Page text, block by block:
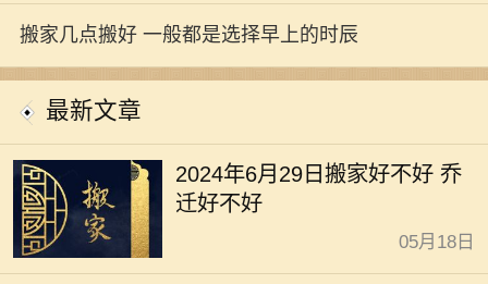
搬家几点搬好 一般都是选择早上的时辰
最新文章
2024年6月29日搬家好不好 乔
迁好不好
05月18日